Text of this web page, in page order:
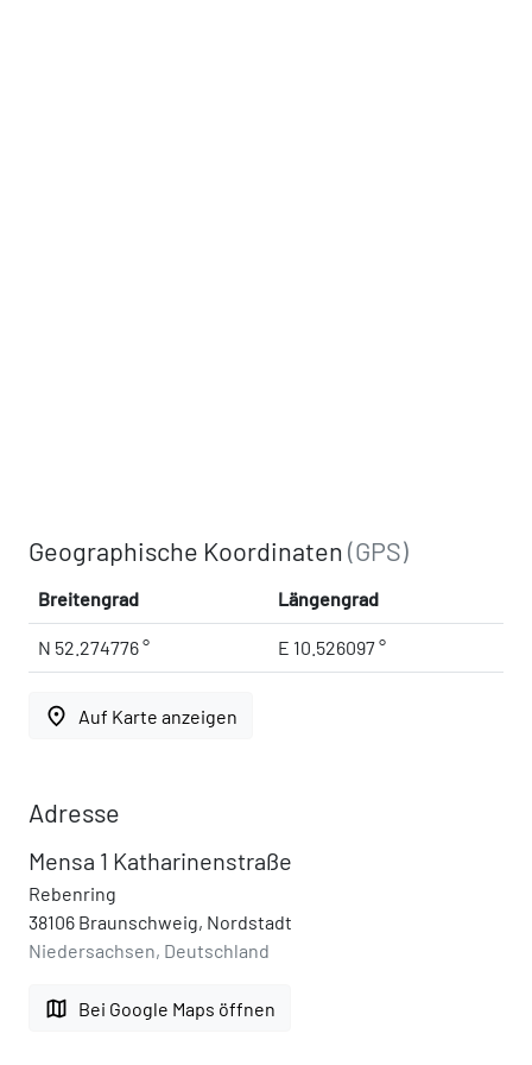
Geographische Koordinaten(GPS)
Breitengrad Längengrad
N 52.274776 ° E 10.526097 °
place Auf Karte anzeigen
Adresse
Mensa 1 Katharinenstraße
Rebenring
38106 Braunschweig, Nordstadt
Niedersachsen, Deutschland
map Bei Google Maps öffnen